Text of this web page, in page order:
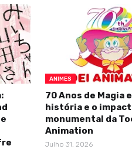
ANIMES
70 Anos de Magia
história e o
monumental da
Animation
Julho 31, 2026